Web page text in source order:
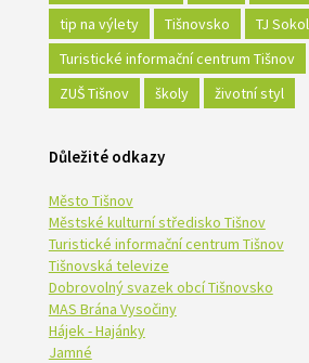
tip na výlety
Tišnovsko
TJ
Turistické informační centrum Tišnov
ZUŠ Tišnov
školy životní styl
Důležité odkazy
Město Tišnov
Městské kulturní středisko Tišnov
Turistické informační centrum Tišnov
Tišnovská televize
Dobrovolný svazek obcí Tišnovsko
MAS Brána Vysočiny
Hájek - Hajánky
Jamné